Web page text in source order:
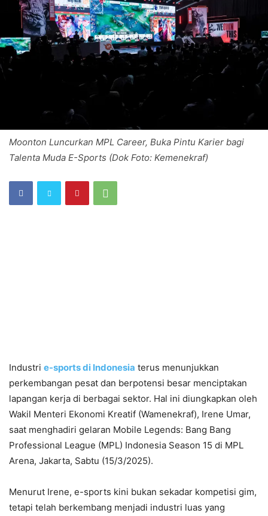
Moonton Luncurkan MPL Career, Buka Pintu Karier bagi
Talenta Muda E-Sports (Dok Foto: Kemenekraf)
Industri e-sports di Indonesia terus menunjukkan
perkembangan pesat dan berpotensi besar menciptakan
lapangan kerja di berbagai sektor. Hal ini diungkapkan oleh
Wakil Menteri Ekonomi Kreatif (Wamenekraf), Irene Umar,
saat menghadiri gelaran Mobile Legends: Bang Bang
Professional League (MPL) Indonesia Season 15 di MPL
Arena, Jakarta, Sabtu (15/3/2025).
Menurut Irene, e-sports kini bukan sekadar kompetisi gim,
tetapi telah berkembang menjadi industri luas yang